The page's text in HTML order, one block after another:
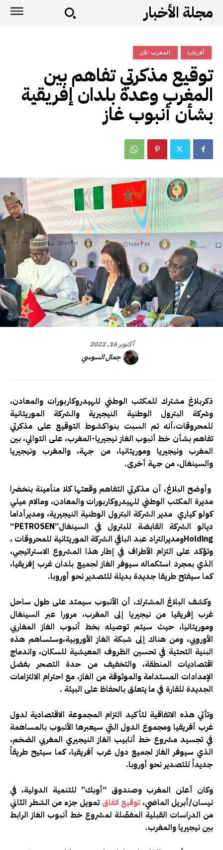
مجلة الأخبار
أفريقيا المغرب الآن
توقيع مذكرتي تفاهم بين
المغرب وعدة بلدان إفريقية
بشأن أنبوب غاز
أكتوبر 16, 2022
جمال السوسي
ذكربلاغ مشترك للمكتب الوطني للهيدروكاربورات والمعادن،
وشركة البترول الوطنية النيجيرية والشركة الموريتانية
للمحروقات،أنه تم السبت بنواكشوط التوقيع على مذكرتي
تفاهم بشأن خط أنبوب الغاز نيجيريا-المغرب، على التوالي، بين
المغرب ونيجيريا وموريتانيا، من جهة، والمغرب ونيجيريا
والسينغال، من جهة أخرى.
وأوضح البلاغ، أن مذكرتي التفاهم وقعتها كلا منأمينة بنخضرا
مديرة المكتب الوطني للهيدروكاربورات والمعادن، ومالام ميلي
كولو كياري مدير الشركة البترول الوطنية النيجيرية، ومديرأداما
ديالو الشركة القابضة للبترول في السينغال”“PETROSEN
Holdingومديرالتراد عبد الباقي الشركة الموريتانية للمحروقات ،
وتؤكد على التزام الأطراف في إطار هذا المشروع الاستراتيجي،
الذي بمجرد استكماله سيوفر الغاز لجميع بلدان غرب إفريقيا،
كما سيفتح طريقا جديدة بديلة للتصدير نحو أوروبا.
وكشف البلاغ المشترك، أن الأنبوب سيمتد على طول ساحل
غرب إفريقيا من نيجيريا إلى المغرب، مرورا عبر السينغال
وموريتانيا، حيث سيتم توصيله بخط أنبوب الغاز المغاربي
الأوروبي، ومن هناك إلى شبكة الغاز الأوروبية،وستساهم هذه
البنية التحتية في تحسين الظروف المعيشية للسكان، واندماج
اقتصاديات المنطقة، والتخفيف من حدة التصحر بفضل
الإمدادات المستدامة والموثوقة من الغاز، مع احترام الالتزامات
الجديدة للقارة في ما يتعلق بالحفاظ على البيئة .
وتأتي هذه الاتفاقية لتأكيد التزام المجموعة الاقتصادية لدول
غرب أفريقيا ومجموع الدول التي سيعبرها الأنبوب بالمساهمة
في تجسيد مشروع خط أنابيب الغاز النيجيري المغربي الضخم،
الذي سيوفر الغاز لجميع دول غرب أفريقيا، كما سيتيح طريقاً
جديداً للتصدير نحو أوروبا.
وكان أعلن المغرب وصندوق “أوبك” للتنمية الدولية، في
نيسان/أبريل الماضي،توقيع اتفاق تمويل جزء من الشطر الثاني
من الدراسات القبلية المفصّلة لمشروع خط أنبوب الغاز الرابط
بين نيجيريا والمغرب.